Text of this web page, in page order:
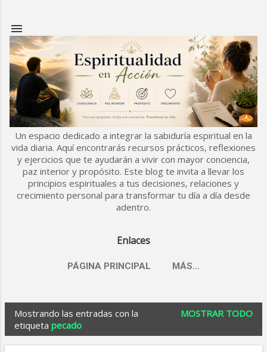
Un espacio dedicado a integrar la sabiduría espiritual en la
vida diaria. Aquí encontrarás recursos prácticos, reflexiones
y ejercicios que te ayudarán a vivir con mayor conciencia,
paz interior y propósito. Este blog te invita a llevar los
principios espirituales a tus decisiones, relaciones y
crecimiento personal para transformar tu día a día desde
adentro.
Enlaces
PÁGINA PRINCIPAL MÁS…
n
Mostrando las entradas con la
etiqueta pecado
MOSTRAR TODO